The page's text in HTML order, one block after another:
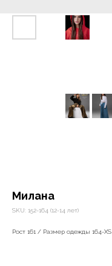
Милана
SKU: 152-164 (12-14 лет)
Рост 161 / Размер одежды 164-XS